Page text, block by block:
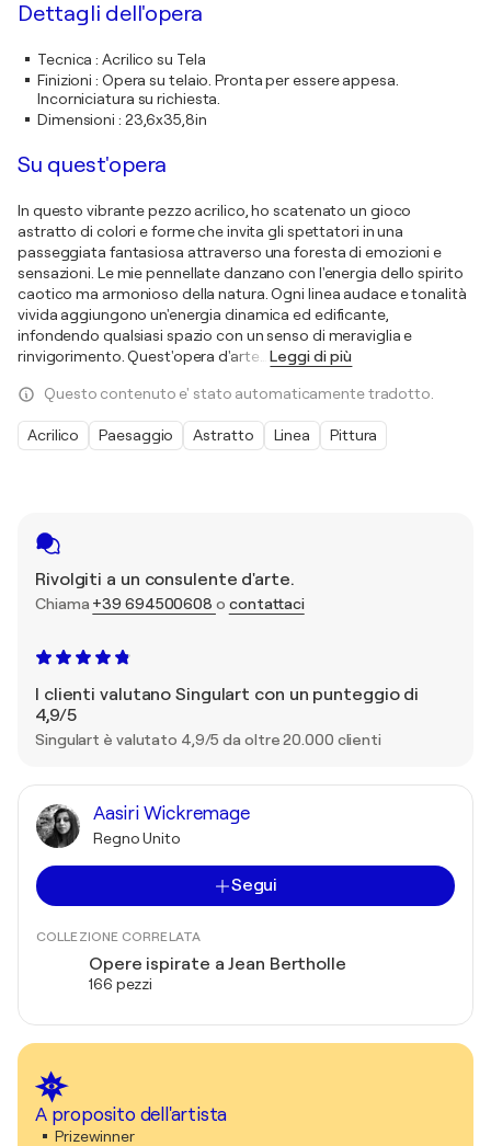
Rivolgiti a un consulente d'arte.
Chiama +39 694500608 o contattaci
I clienti valutano Singulart con un punteggio di
4,9/5
Singulart è valutato 4,9/5 da oltre 20.000 clienti
Aasiri Wickremage
Regno Unito
Segui
COLLEZIONE CORRELATA
Opere ispirate a Jean Bertholle
166 pezzi
A proposito dell'artista
Prizewinner
Dettagli dell'opera
Tecnica :Acrilico su Tela
Finizioni : Opera su telaio. Pronta per essere appesa.
Incorniciatura su richiesta.
Dimensioni : 23,6x35,8in
Su quest'opera
In questo vibrante pezzo acrilico, ho scatenato un gioco
astratto di colori e forme che invita gli spettatori in una
passeggiata fantasiosa attraverso una foresta di emozioni e
sensazioni. Le mie pennellate danzano con l'energia dello spirito
caotico ma armonioso della natura. Ogni linea audace e tonalità
vivida aggiungono un'energia dinamica ed edificante,
infondendo qualsiasi spazio con un senso di meraviglia e
rinvigorimento. Quest'opera d'arte
Leggi di più
Questo contenuto e' stato automaticamente tradotto.
Acrilico Paesaggio Astratto Linea Pittura